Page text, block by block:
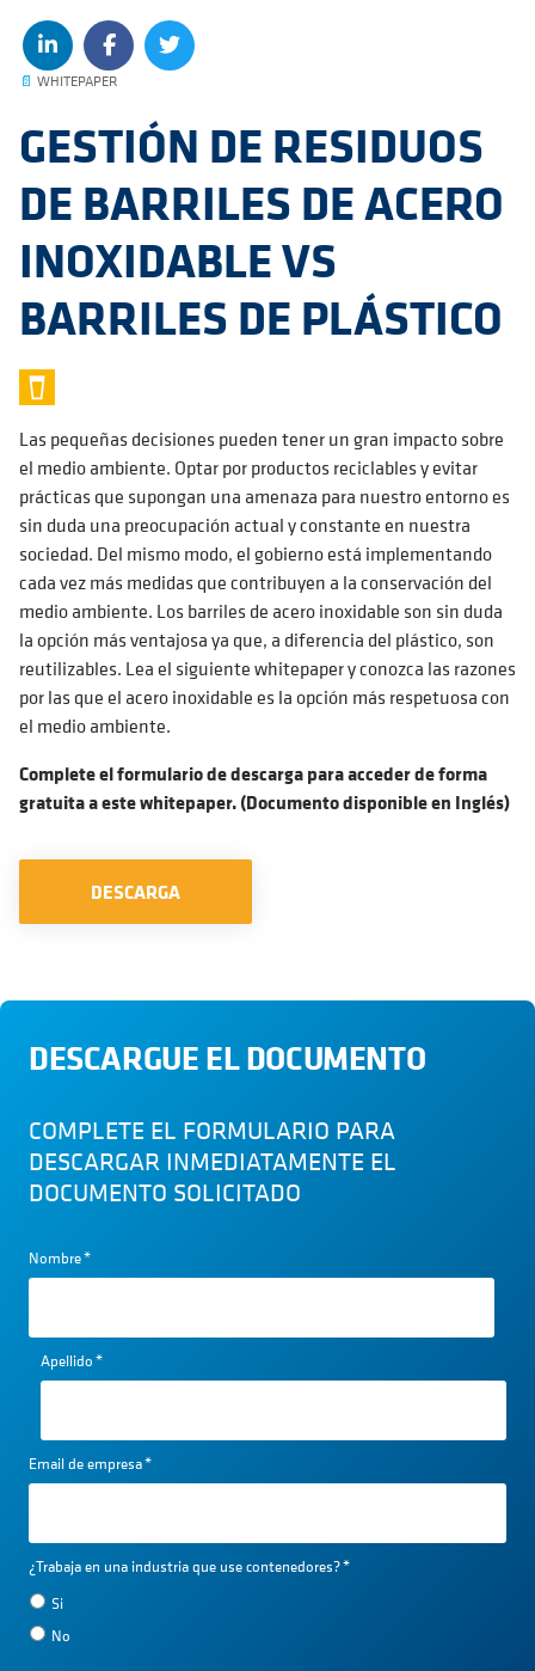
📄 WHITEPAPER
GESTIÓN DE RESIDUOS
DE BARRILES DE ACERO
INOXIDABLE VS
BARRILES DE PLÁSTICO
Las pequeñas decisiones pueden tener un gran impacto sobre
el medio ambiente. Optar por productos reciclables y evitar
prácticas que supongan una amenaza para nuestro entorno es
sin duda una preocupación actual y constante en nuestra
sociedad. Del mismo modo, el gobierno está implementando
cada vez más medidas que contribuyen a la conservación del
medio ambiente. Los barriles de acero inoxidable son sin duda
la opción más ventajosa ya que, a diferencia del plástico, son
reutilizables. Lea el siguiente whitepaper y conozca las razones
por las que el acero inoxidable es la opción más respetuosa con
el medio ambiente.
Complete el formulario de descarga para acceder de forma
gratuita a este whitepaper. (Documento disponible en Inglés)
DESCARGA
DESCARGUE EL DOCUMENTO
COMPLETE EL FORMULARIO PARA
DESCARGAR INMEDIATAMENTE EL
DOCUMENTO SOLICITADO
Nombre*
Apellido*
Email de empresa*
¿Trabaja en una industria que use contenedores?*
Si
No